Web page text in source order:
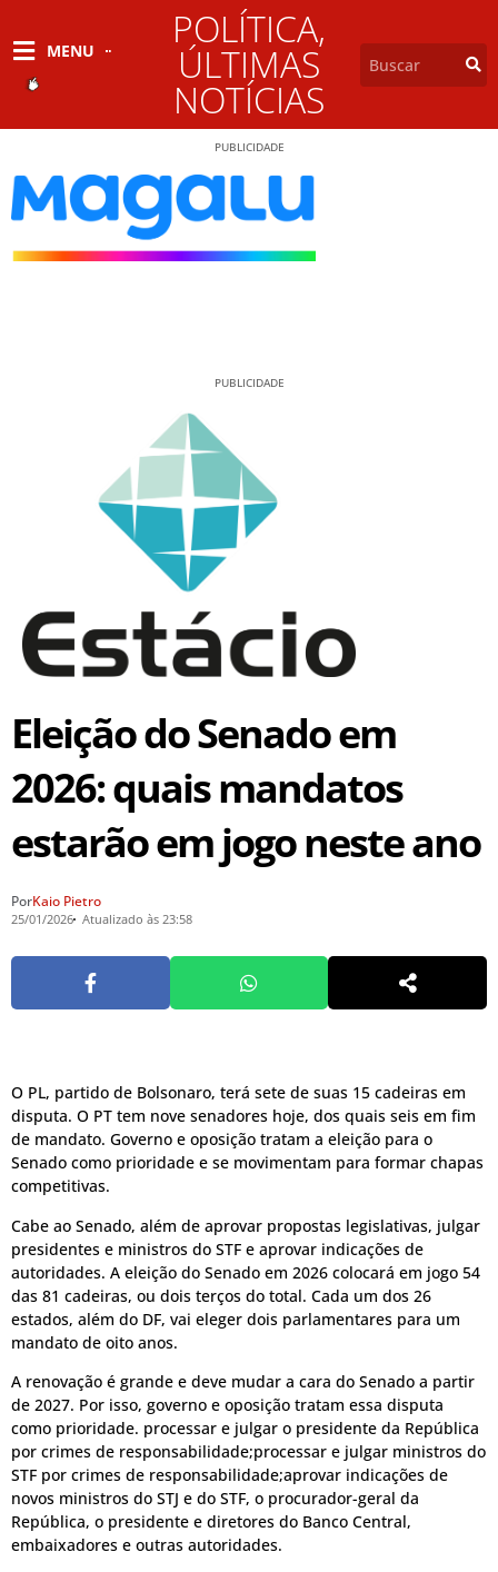
MENU POLÍTICA,
ÚLTIMAS
NOTÍCIAS
PUBLICIDADE
PUBLICIDADE
Eleição do Senado em
2026: quais mandatos
estarão em jogo neste ano
PorKaio Pietro
25/01/2026 Atualizado às 23:58
O PL, partido de Bolsonaro, terá sete de suas 15 cadeiras em
disputa. O PT tem nove senadores hoje, dos quais seis em fim
de mandato. Governo e oposição tratam a eleição para o
Senado como prioridade e se movimentam para formar chapas
competitivas.
Cabe ao Senado, além de aprovar propostas legislativas, julgar
presidentes e ministros do STF e aprovar indicações de
autoridades. A eleição do Senado em 2026 colocará em jogo 54
das 81 cadeiras, ou dois terços do total. Cada um dos 26
estados, além do DF, vai eleger dois parlamentares para um
mandato de oito anos.
A renovação é grande e deve mudar a cara do Senado a partir
de 2027. Por isso, governo e oposição tratam essa disputa
como prioridade. processar e julgar o presidente da República
por crimes de responsabilidade;processar e julgar ministros do
STF por crimes de responsabilidade;aprovar indicações de
novos ministros do STJ e do STF, o procurador-geral da
República, o presidente e diretores do Banco Central,
embaixadores e outras autoridades.